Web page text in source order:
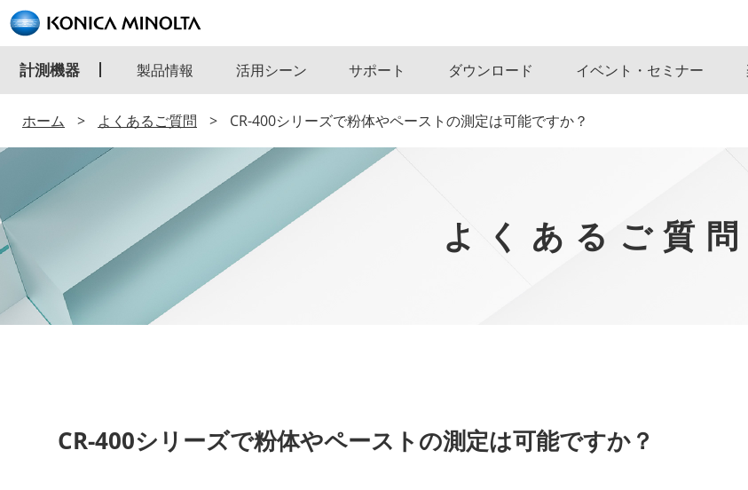
計測機器 製品情報 活用シーン サポート ダウンロード イベント・セミナー
ホーム よくあるご質問 CR-400シリーズで粉体やペーストの測定は可能ですか？
よくあるご質問
CR-400シリーズで粉体やペーストの測定は可能ですか？